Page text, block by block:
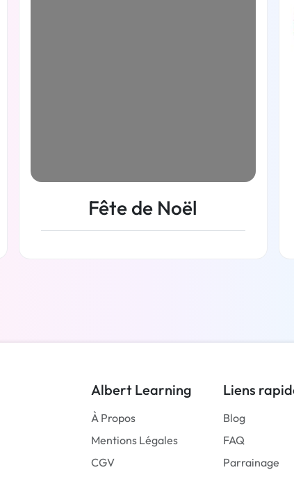
Fête de Noël
Albert Learning
À Propos
Mentions Légales
CGV
Liens
Blog
FAQ
Parrainage